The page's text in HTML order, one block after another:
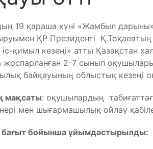
19 қараша күні «Жамбыл
ҚР Президенті
іс-қимыл кезеңі» атты Қазақстан
жоспарланған 2-7 сынып
байқауының облыстық кезеңі
мақсаты: оқушылардың
мен шығармашылық ойлау
бағыт бойынша ұйымдастырылды: